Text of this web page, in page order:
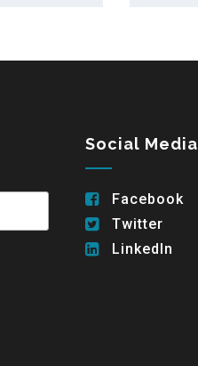
Social Media
Facebook
Twitter
LinkedIn